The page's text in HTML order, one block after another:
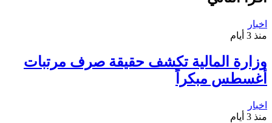
اخبار
منذ 3 أيام
وزارة المالية تكشف حقيقة صرف مرتبات
أغسطس مبكراً
اخبار
منذ 3 أيام